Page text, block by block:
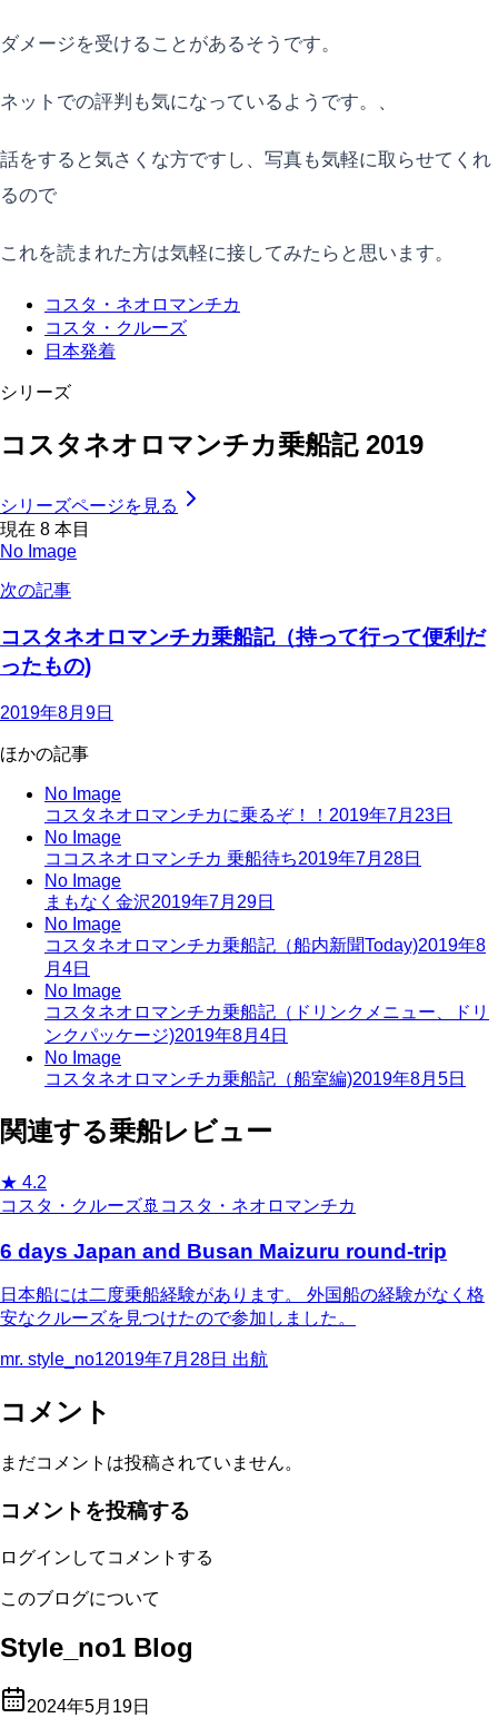
ダメージを受けることがあるそうです。
ネットでの評判も気になっているようです。、
話をすると気さくな方ですし、写真も気軽に取らせてくれ
るので
これを読まれた方は気軽に接してみたらと思います。
コスタ・ネオロマンチカ
コスタ・クルーズ
日本発着
シリーズ
コスタネオロマンチカ乗船記 2019
シリーズページを見る
現在 8 本目
No Image
次の記事
コスタネオロマンチカ乗船記（持って行って便利だ
ったもの)
2019年8月9日
ほかの記事
No Image
コスタネオロマンチカに乗るぞ！！ 2019年7月23日
No Image
ココスネオロマンチカ 乗船待ち2019年7月28日
No Image
まもなく金沢2019年7月29日
No Image
コスタネオロマンチカ乗船記（船内新聞Today)2019年8
月4日
No Image
コスタネオロマンチカ乗船記（ドリンクメニュー、ドリ
ンクパッケージ)2019年8月4日
No Image
コスタネオロマンチカ乗船記（船室編)2019年8月5日
関連する乗船レビュー
★ 4.2
コスタ・クルーズ🚢 コスタ・ネオロマンチカ
6 days Japan and Busan Maizuru round-trip
日本船には二度乗船経験があります。 外国船の経験がなく格
安なクルーズを見つけたので参加しました。
mr. style_no12019年7月28日 出航
コメント
まだコメントは投稿されていません。
コメントを投稿する
ログインしてコメントする
このブログについて
Style_no1 Blog
2024年5月19日